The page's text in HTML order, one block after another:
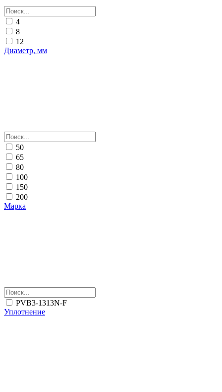
4
8
12
Диаметр, мм
50
65
80
100
150
200
Марка
PVB3-1313N-F
Уплотнение